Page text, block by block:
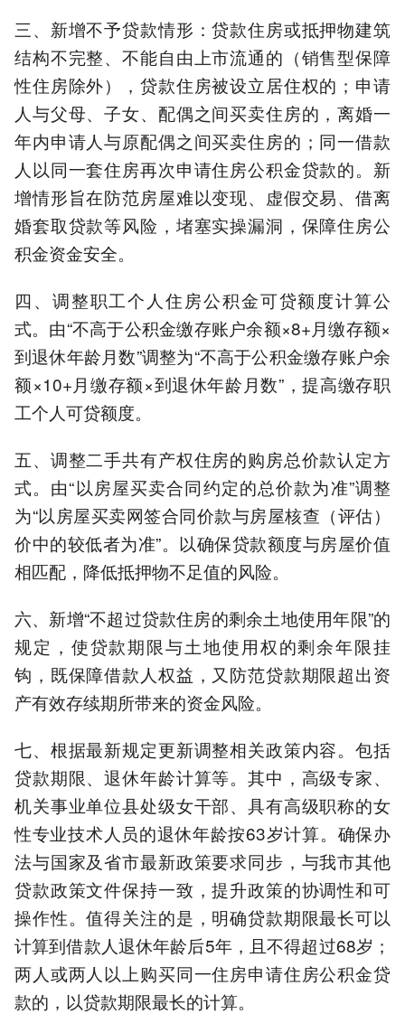
三、新增不予贷款情形：贷款住房或抵押物建筑
结构不完整、不能自由上市流通的（销售型保障
性住房除外），贷款住房被设立居住权的；申请
人与父母、子女、配偶之间买卖住房的，离婚一
年内申请人与原配偶之间买卖住房的；同一借款
人以同一套住房再次申请住房公积金贷款的。新
增情形旨在防范房屋难以变现、虚假交易、借离
婚套取贷款等风险，堵塞实操漏洞，保障住房公
积金资金安全。
四、调整职工个人住房公积金可贷额度计算公
式。由“不高于公积金缴存账户余额×8+月缴存额×
到退休年龄月数”调整为“不高于公积金缴存账户余
额×10+月缴存额×到退休年龄月数”，提高缴存职
工个人可贷额度。
五、调整二手共有产权住房的购房总价款认定方
式。由“以房屋买卖合同约定的总价款为准”调整
为“以房屋买卖网签合同价款与房屋核查（评估）
价中的较低者为准”。以确保贷款额度与房屋价值
相匹配，降低抵押物不足值的风险。
六、新增“不超过贷款住房的剩余土地使用年限”的
规定，使贷款期限与土地使用权的剩余年限挂
钩，既保障借款人权益，又防范贷款期限超出资
产有效存续期所带来的资金风险。
七、根据最新规定更新调整相关政策内容。包括
贷款期限、退休年龄计算等。其中，高级专家、
机关事业单位县处级女干部、具有高级职称的女
性专业技术人员的退休年龄按63岁计算。确保办
法与国家及省市最新政策要求同步，与我市其他
贷款政策文件保持一致，提升政策的协调性和可
操作性。值得关注的是，明确贷款期限最长可以
计算到借款人退休年龄后5年，且不得超过68岁；
两人或两人以上购买同一住房申请住房公积金贷
款的，以贷款期限最长的计算。